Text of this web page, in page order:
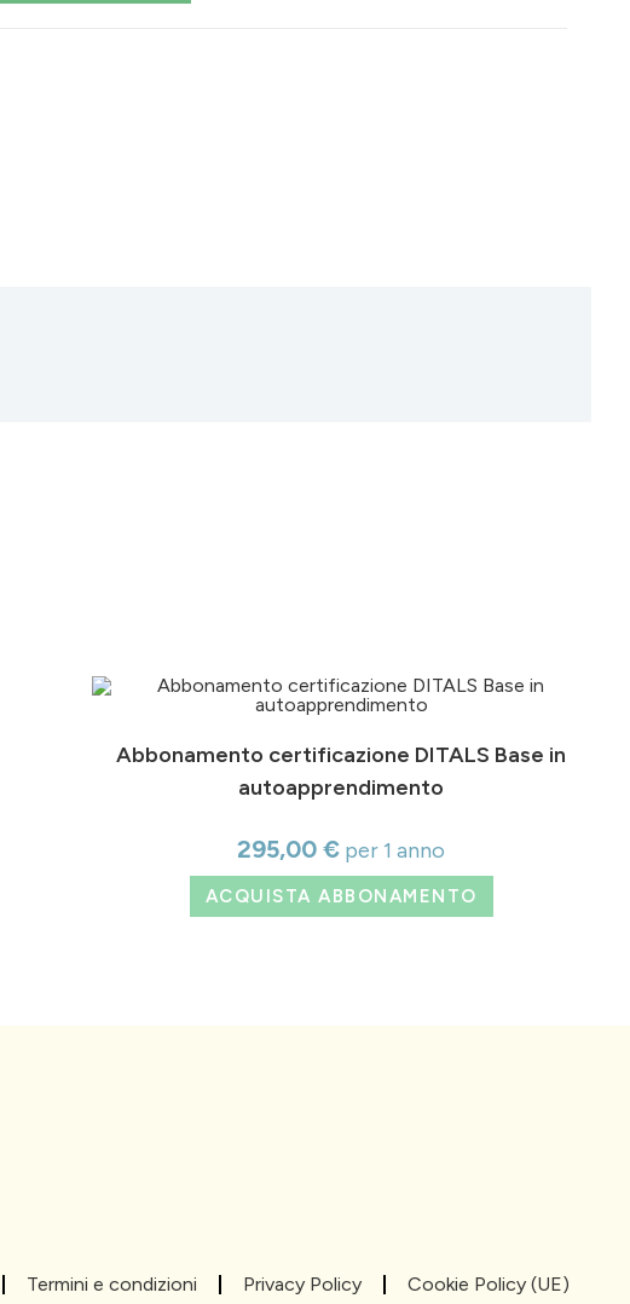
Abbonamento certificazione DITALS Base in
autoapprendimento
295,00€ per 1 anno
ACQUISTA ABBONAMENTO
Termini e condizioni Privacy Policy Cookie Policy (UE)